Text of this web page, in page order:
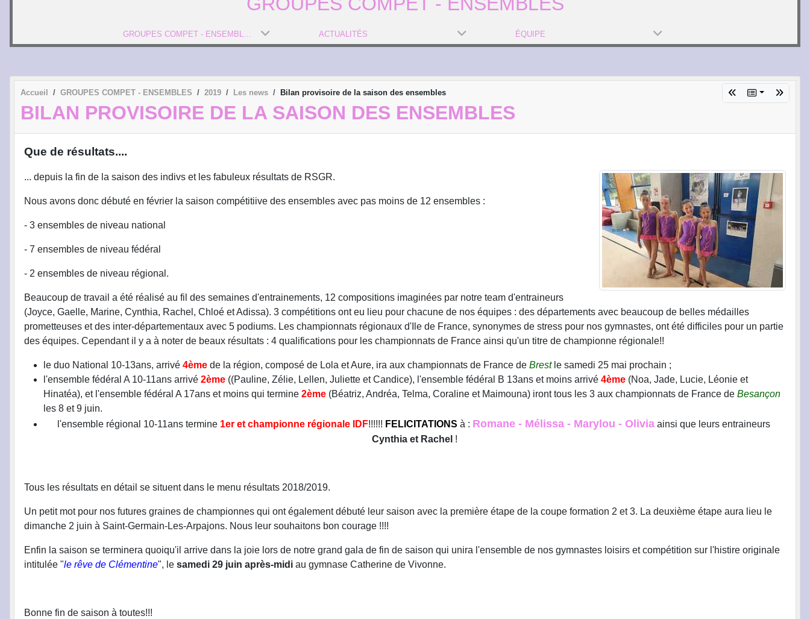
ACTUALITÉS ÉQUIPE
Accueil GROUPES COMPET - ENSEMBLES 2019 Les news Bilan provisoire de la saison des ensembles
BILAN PROVISOIRE DE LA SAISON DES ENSEMBLES
Que de résultats....
... depuis la fin de la saison des indivs et les fabuleux résultats de RSGR.
Nous avons donc débuté en février la saison compétitiive des ensembles avec pas moins de 12 ensembles :
- 3 ensembles de niveau national
- 7 ensembles de niveau fédéral
- 2 ensembles de niveau régional.
Beaucoup de travail a été réalisé au fil des semaines d'entrainements, 12 compositions imaginées par notre team d'entraineurs
(Joyce, Gaelle, Marine, Cynthia, Rachel, Chloé et Adissa). 3 compétitions ont eu lieu pour chacune de nos équipes : des départements avec beaucoup de belles médailles
prometteuses et des inter-départementaux avec 5 podiums. Les championnats régionaux d'Ile de France, synonymes de stress pour nos gymnastes, ont été difficiles pour un partie
des équipes. Cependant il y a à noter de beaux résultats : 4 qualifications pour les championnats de France ainsi qu'un titre de championne régionale!!
le duo National 10-13ans, arrivé 4ème de la région, composé de Lola et Aure, ira aux championnats de France de Brestle samedi 25 mai prochain ;
l'ensemble fédéral A 10-11ans arrivé 2ème ((Pauline, Zélie, Lellen, Juliette et Candice), l'ensemble fédéral B 13ans et moins arrivé 4ème (Noa, Jade, Lucie, Léonie et
Hinatéa), et l'ensemble fédéral A 17ans et moins qui termine 2ème (Béatriz, Andréa, Telma, Coraline et Maimouna) iront tous les 3 aux championnats de France de Besançon
les 8 et 9 juin.
l'ensemble régional 10-11ans termine 1er et championne régionale IDF!!!!!! FELICITATIONS à : Romane - Mélissa - Marylou - Oliviaainsi que leurs entraineurs
Cynthia et Rachel !
Tous les résultats en détail se situent dans le menu résultats 2018/2019.
Un petit mot pour nos futures graines de championnes qui ont également débuté leur saison avec la première étape de la coupe formation 2 et 3. La deuxième étape aura lieu le
dimanche 2 juin à Saint-Germain-Les-Arpajons. Nous leur souhaitons bon courage !!!!
Enfin la saison se terminera quoiqu'il arrive dans la joie lors de notre grand gala de fin de saison qui unira l'ensemble de nos gymnastes loisirs et compétition sur l'histire originale
intitulée "le rêve de Clémentine", le samedi 29 juin après-midi au gymnase Catherine de Vivonne.
Bonne fin de saison à toutes!!!